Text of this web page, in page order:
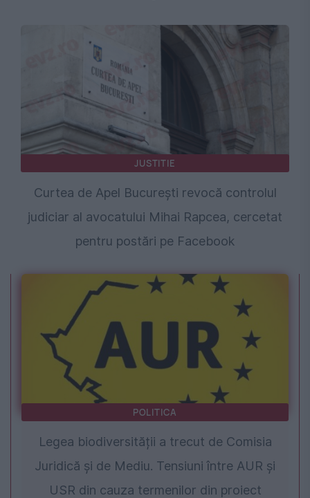
JUSTITIE
Curtea de Apel București revocă controlul
judiciar al avocatului Mihai Rapcea, cercetat
pentru postări pe Facebook
POLITICA
Legea biodiversității a trecut de Comisia
Juridică și de Mediu. Tensiuni între AUR și
USR din cauza termenilor din proiect